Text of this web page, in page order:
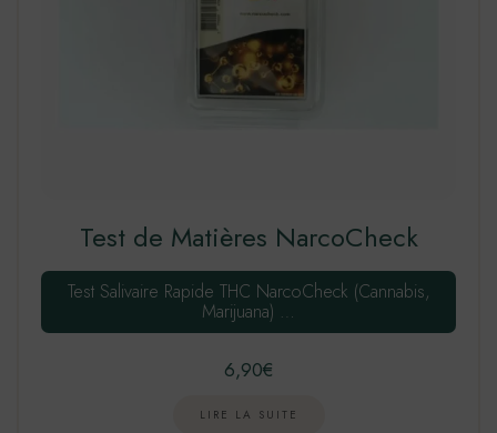
Test de Matières NarcoCheck
Test Salivaire Rapide THC NarcoCheck (Cannabis,
Marijuana) …
6,90€
LIRE LA SUITE